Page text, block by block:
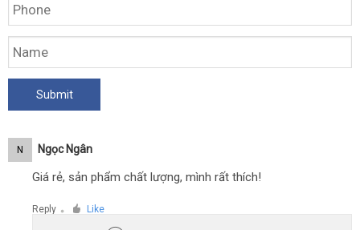
N Ngọc Ngân
Giá rẻ, sản phẩm chất lượng, mình rất thích!
Reply ● Like